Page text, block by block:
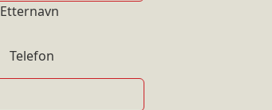
Etternavn
Telefon